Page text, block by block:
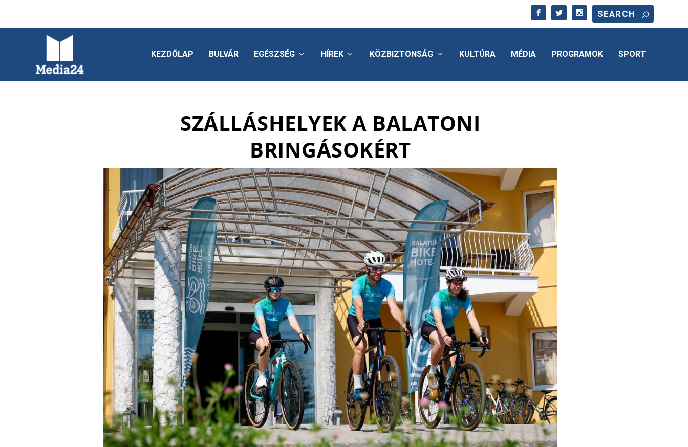
KEZDŐLAP BULVÁR EGÉSZSÉG HÍREK KÖZBIZTONSÁG KULTÚRA MÉDIA PROGRAMOK SPORT
SZÁLLÁSHELYEK A BALATONI
BRINGÁSOKÉRT